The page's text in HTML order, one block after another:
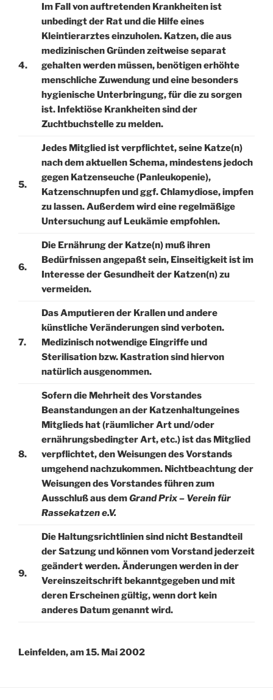
4.
Im Fall von auftretenden Krankheiten ist
unbedingt der Rat und die Hilfe eines
Kleintierarztes einzuholen. Katzen, die aus
medizinischen Gründen zeitweise separat
gehalten werden müssen, benötigen erhöhte
menschliche Zuwendung und eine besonders
hygienische Unterbringung, für die zu sorgen
ist. Infektiöse Krankheiten sind der
Zuchtbuchstelle zu melden.
5.
Jedes Mitglied ist verpflichtet, seine Katze(n)
nach dem aktuellen Schema, mindestens jedoch
gegen Katzenseuche (Panleukopenie),
Katzenschnupfen und ggf. Chlamydiose, impfen
zu lassen. Außerdem wird eine regelmäßige
Untersuchung auf Leukämie empfohlen.
6.
Die Ernährung der Katze(n) muß ihren
Bedürfnissen angepaßt sein, Einseitigkeit ist im
Interesse der Gesundheit der Katzen(n) zu
vermeiden.
7.
Das Amputieren der Krallen und andere
künstliche Veränderungen sind verboten.
Medizinisch notwendige Eingriffe und
Sterilisation bzw. Kastration sind hiervon
natürlich ausgenommen.
8.
Sofern die Mehrheit des Vorstandes
Beanstandungen an der Katzenhaltungeines
Mitglieds hat (räumlicher Art und/oder
ernährungsbedingter Art, etc.) ist das Mitglied
verpflichtet, den Weisungen des Vorstands
umgehend nachzukommen. Nichtbeachtung der
Weisungen des Vorstandes führen zum
Ausschluß aus demGrand Prix – Verein für
Rassekatzen e.V.
9.
Die Haltungsrichtlinien sind nicht Bestandteil
der Satzung und können vom Vorstand jederzeit
geändert werden. Änderungen werden in der
Vereinszeitschrift bekanntgegeben und mit
deren Erscheinen gültig, wenn dort kein
anderes Datum genannt wird.
Leinfelden, am 15. Mai 2002